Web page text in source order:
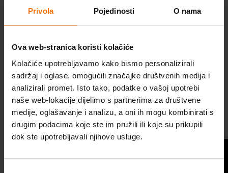
Privola Pojedinosti O nama
Ova web-stranica koristi kolačiće
Kolačiće upotrebljavamo kako bismo personalizirali
sadržaj i oglase, omogućili značajke društvenih medija i
analizirali promet. Isto tako, podatke o vašoj upotrebi
naše web-lokacije dijelimo s partnerima za društvene
medije, oglašavanje i analizu, a oni ih mogu kombinirati s
drugim podacima koje ste im pružili ili koje su prikupili
dok ste upotrebljavali njihove usluge.
Škola optimističnog roditeljstva
Probudi optimizam
Program za optimizam
Videosavjeti
Želim se prijaviti na Cedevita
adresu, dijele, obrađuju i koriste od
strane povezanih društava Atlantic
Grupe za promotivne aktivnosti
brendova dostupnih na Atlantic Grupa
d.d.za koje sam već dao/la i/ili ću po bilo
kojoj osnovi dati neke svoje osobne
podatke, i to za svaki pojedini brand u
periodu do opoziva navedenih prava za
upravo taj brend.